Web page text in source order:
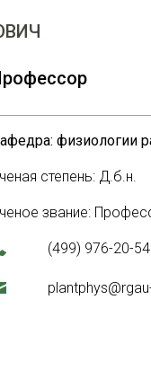
физиологии
степень: Д.б.н.
звание:
(499) 976-20-54